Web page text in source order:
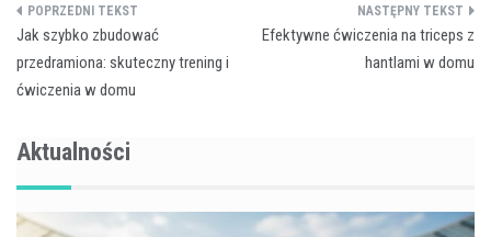
Nawigacja
wpisu
Jak szybko zbudować
przedramiona: skuteczny trening i
ćwiczenia w domu
Efektywne ćwiczenia na triceps z
hantlami w domu
Aktualności